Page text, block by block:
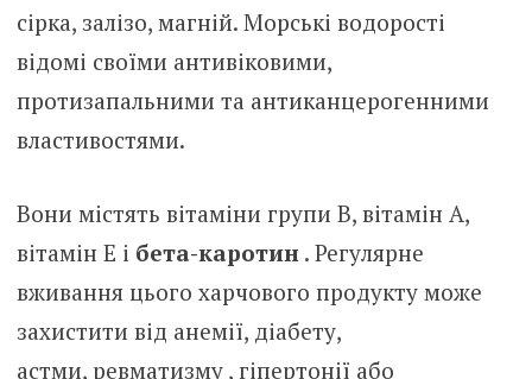
сірка, залізо, магній. Морські водорості
відомі своїми антивіковими,
протизапальними та антиканцерогенними
властивостями.
Вони містять вітаміни групи В, вітамін А,
вітамін Е і бета-каротин. Регулярне
вживання цього харчового продукту може
захистити від анемії, діабету,
астми, ревматизму , гіпертонії або